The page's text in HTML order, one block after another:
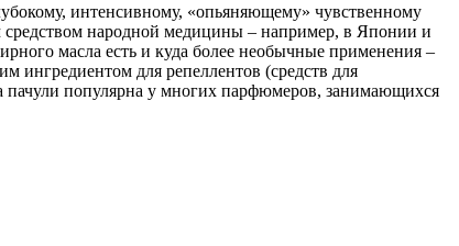
интенсивному, «опьяняющему» чувственному
средством народной медицины – например, в Японии и
масла есть и куда более необычные применения –
ингредиентом для репеллентов (средств для
пачули популярна у многих парфюмеров, занимающихся